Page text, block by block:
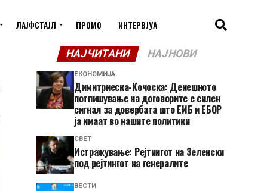
ЛАЈФСТАЈЛ ПРОМО ИНТЕРВЈУА
НАЈЧИТАНИ НАЈНОВИ
ЕКОНОМИЈА
Димитриеска-Кочоска: Денешното
потпишување на договорите е силен
сигнал за довербата што ЕИБ и ЕБОР
ја имаат во нашите политики
СВЕТ
Истражување: Рејтингот на Зеленски
под рејтингот на генералите
ВЕСТИ